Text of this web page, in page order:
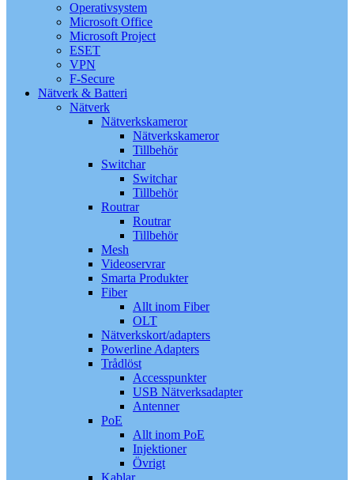
Operativsystem
Microsoft Office
Microsoft Project
ESET
VPN
F-Secure
Nätverk & Batteri
Nätverk
Nätverkskameror
Nätverkskameror
Tillbehör
Switchar
Switchar
Tillbehör
Routrar
Routrar
Tillbehör
Mesh
Videoservrar
Smarta Produkter
Fiber
Allt inom Fiber
OLT
Nätverkskort/adapters
Powerline Adapters
Trådlöst
Accesspunkter
USB Nätverksadapter
Antenner
PoE
Allt inom PoE
Injektioner
Övrigt
Kablar